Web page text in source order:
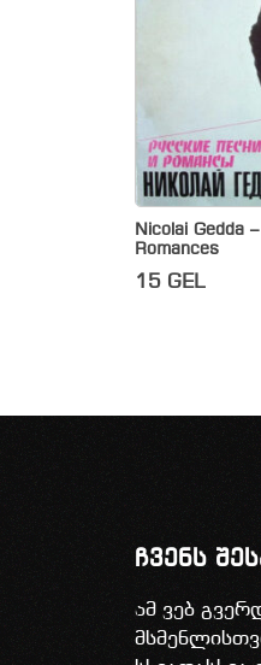
Nicolai Gedda
Romances
15 GEL
ჩვენს
ამ ვებ